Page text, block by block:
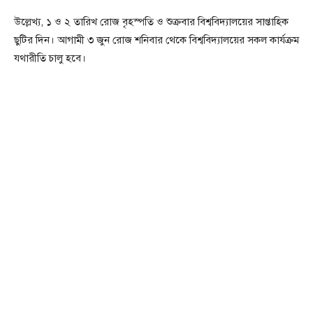
উল্লেখ্য, ১ ও ২ তারিখ রোজ বৃহস্পতি ও শুক্রবার বিশ্ববিদ্যালয়ের সাপ্তাহিক
ছুটির দিন। আগামী ৩ জুন রোজ শনিবার থেকে বিশ্ববিদ্যালয়ের সকল কার্যক্রম
যথারীতি চালু হবে।